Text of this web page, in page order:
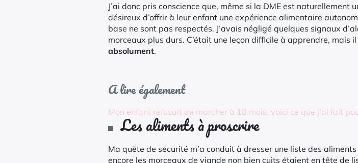
J’ai donc pris conscience que, même si la DME est
désireux d’offrir à leur enfant une expérience alimentaire
base ne sont pas respectés. J’avais négligé quelques signaux
morceaux plus durs. C’était une leçon difficile à apprendre, mais
absolument.
A lire également
Mon enfant refusait de marcher à 18 mois, voici ce que j’ai fait
Les aliments à proscrire
Ma quête de sécurité m’a conduit à dresser une liste des
encore les morceaux de viande non bien cuits étaient en tête de